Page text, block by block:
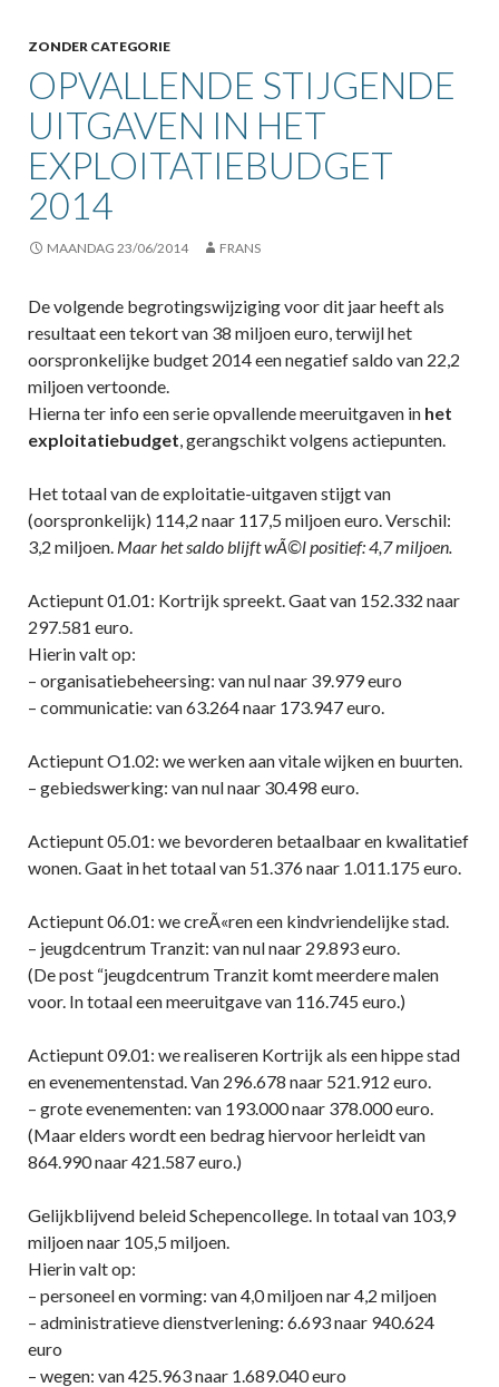
ZONDER CATEGORIE
OPVALLENDE STIJGENDE
UITGAVEN IN HET
EXPLOITATIEBUDGET
2014
MAANDAG 23/06/2014 FRANS
De volgende begrotingswijziging voor dit jaar heeft als
resultaat een tekort van 38 miljoen euro, terwijl het
oorspronkelijke budget 2014 een negatief saldo van 22,2
miljoen vertoonde.
Hierna ter info een serie opvallende meeruitgaven in het
exploitatiebudget, gerangschikt volgens actiepunten.
Het totaal van de exploitatie-uitgaven stijgt van
(oorspronkelijk) 114,2 naar 117,5 miljoen euro. Verschil:
3,2 miljoen. Maar het saldo blijft wÃ©l positief: 4,7 miljoen.
Actiepunt 01.01: Kortrijk spreekt. Gaat van 152.332 naar
297.581 euro.
Hierin valt op:
– organisatiebeheersing: van nul naar 39.979 euro
– communicatie: van 63.264 naar 173.947 euro.
Actiepunt O1.02: we werken aan vitale wijken en buurten.
– gebiedswerking: van nul naar 30.498 euro.
Actiepunt 05.01: we bevorderen betaalbaar en kwalitatief
wonen. Gaat in het totaal van 51.376 naar 1.011.175 euro.
Actiepunt 06.01: we creÃ«ren een kindvriendelijke stad.
– jeugdcentrum Tranzit: van nul naar 29.893 euro.
(De post “jeugdcentrum Tranzit komt meerdere malen
voor. In totaal een meeruitgave van 116.745 euro.)
Actiepunt 09.01: we realiseren Kortrijk als een hippe stad
en evenementenstad. Van 296.678 naar 521.912 euro.
– grote evenementen: van 193.000 naar 378.000 euro.
(Maar elders wordt een bedrag hiervoor herleidt van
864.990 naar 421.587 euro.)
Gelijkblijvend beleid Schepencollege. In totaal van 103,9
miljoen naar 105,5 miljoen.
Hierin valt op:
– personeel en vorming: van 4,0 miljoen nar 4,2 miljoen
– administratieve dienstverlening: 6.693 naar 940.624
euro
– wegen: van 425.963 naar 1.689.040 euro